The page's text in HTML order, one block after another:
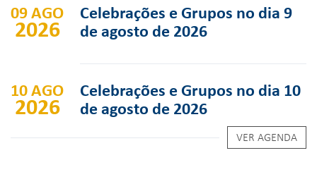
09 AGO
2026
Celebrações e Grupos no dia 9
de agosto de 2026
10 AGO
2026
Celebrações e Grupos no dia 10
de agosto de 2026
VER AGENDA